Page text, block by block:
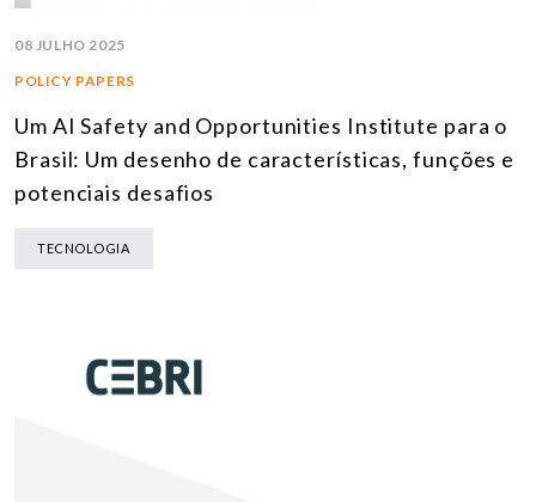
08 JULHO 2025
POLICY PAPERS
Um AI Safety and Opportunities Institute para o
Brasil: Um desenho de características, funções e
potenciais desafios
TECNOLOGIA